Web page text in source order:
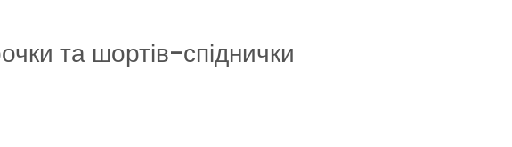
та шортів-спіднички